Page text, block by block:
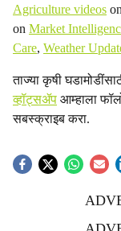
Agriculture videos
on Market
Care, Weather
ताज्या कृषी
व्हॉट्सॲप आम्हाला
सबस्क्राइब करा.